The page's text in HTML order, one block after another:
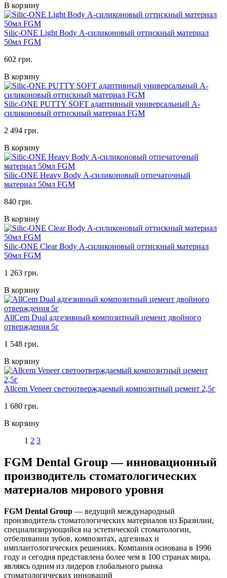
В корзину
Silic-ONE Light Body А-силиконовый оттискный материал
50мл FGM
602 грн.
В корзину
Silic-ONE PUTTY SOFT адаптивный универсальный А-
силиконовый оттискный материал FGM
2 494 грн.
В корзину
Silic-ONE Heavy Body А-силиконовый отпечаточный
материал 50мл FGM
840 грн.
В корзину
Silic-ONE Clear Body А-силиконовый оттискный материал
50мл FGM
1 263 грн.
В корзину
AllCem Dual адгезивный композитный цемент двойного
отверждения 5г
1 548 грн.
В корзину
Allcem Veneer светоотверждаемый композитный цемент 2,5г
1 680 грн.
В корзину
1 2 3
FGM Dental Group — инновационный
производитель стоматологических
материалов мирового уровня
FGM Dental Group — ведущий международный
производитель стоматологических материалов из Бразилии,
специализирующийся на эстетической стоматологии,
отбеливании зубов, композитах, адгезивах и
имплантологических решениях. Компания основана в 1996
году и сегодня представлена более чем в 100 странах мира,
являясь одним из лидеров глобального рынка
стоматологических инноваций